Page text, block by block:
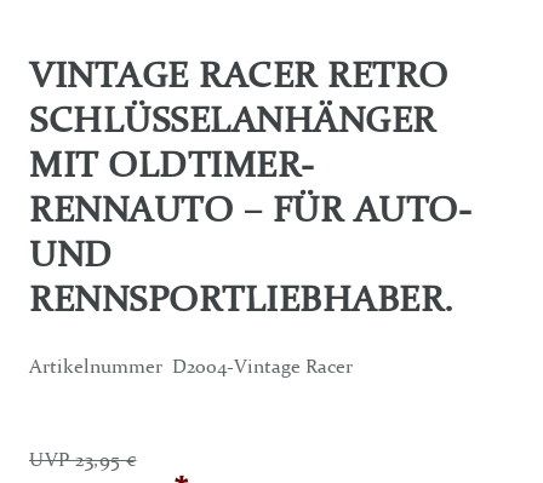
VINTAGE RACER RETRO
SCHLÜSSELANHÄNGER
MIT OLDTIMER-
RENNAUTO – FÜR AUTO-
UND
RENNSPORTLIEBHABER.
Artikelnummer D2004-Vintage Racer
UVP 23,95 €